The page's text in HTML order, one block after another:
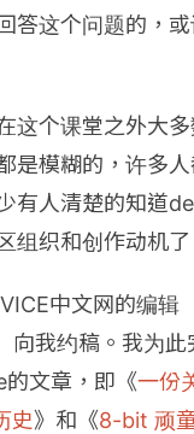
答这个问题的，
这个课堂之外大
是模糊的，许多
有人清楚的知道
组织和创作动机了
中文网的编辑
向我约稿。我为此
文章，即《一份
史》和《8-bit 顽